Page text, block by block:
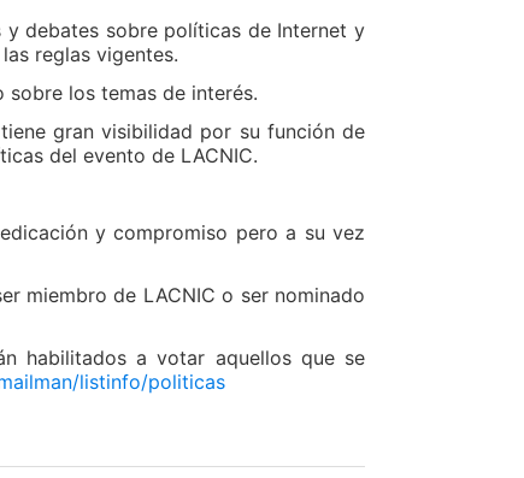
debates sobre políticas de Internet y
reglas vigentes.
los temas de interés.
gran visibilidad por su función de
del evento de LACNIC.
y compromiso pero a su vez
miembro de LACNIC o ser nominado
habilitados a votar aquellos que se
listinfo/politicas